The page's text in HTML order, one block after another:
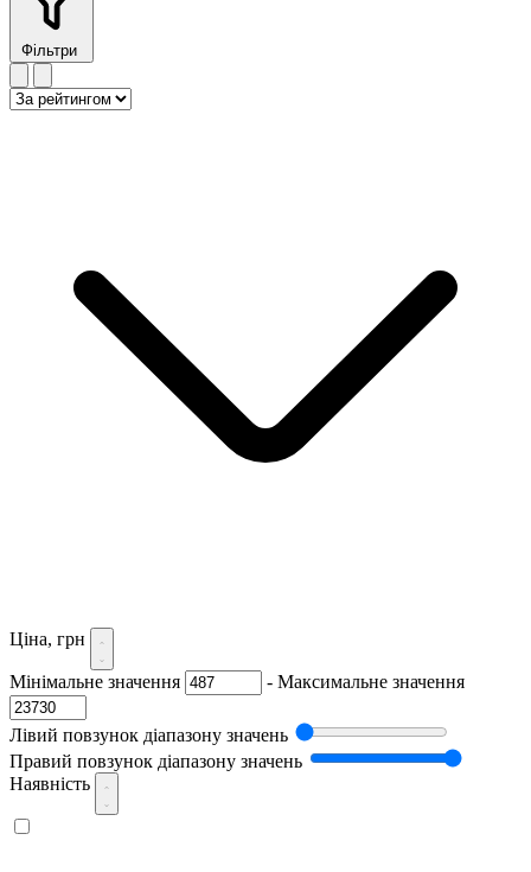
Фільтри
Ціна, грн
Мінімальне значення - Максимальне значення
Лівий повзунок діапазону значень
Правий повзунок діапазону значень
Наявність